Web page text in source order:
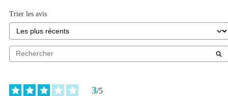
Trier les avis
3/5